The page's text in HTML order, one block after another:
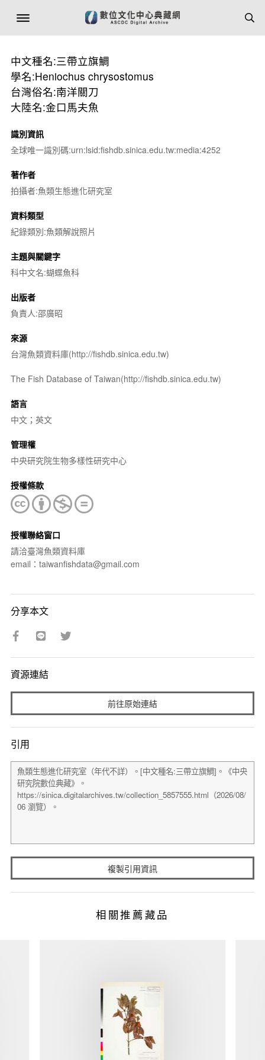
中文種名:三帶立旗鯛
學名:Heniochus chrysostomus
台灣俗名:南洋關刀
大陸名:金口馬夫魚
識別資訊
全球唯一識別碼:urn:lsid:fishdb.sinica.edu.tw:media:4252
著作者
拍攝者:魚類生態進化研究室
資料類型
紀錄類別:魚類解說照片
主題與關鍵字
科中文名:蝴蝶魚科
出版者
負責人:邵廣昭
來源
台灣魚類資料庫(http://fishdb.sinica.edu.tw)
The Fish Database of Taiwan(http://fishdb.sinica.edu.tw)
語言
中文；英文
管理權
中央研究院生物多樣性研究中心
授權條款
授權聯絡窗口
請洽臺灣魚類資料庫
email：taiwanfishdata@gmail.com
分享本文
資源連結
前往原始連結
引用
複製引用資訊
相關推薦藏品